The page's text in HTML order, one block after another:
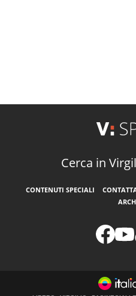
Cerca in
CONTENUTI SPECIALI